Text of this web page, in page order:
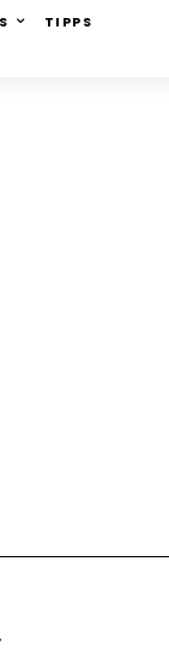
TIPPS